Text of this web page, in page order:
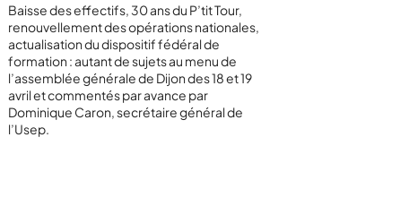
Baisse des effectifs, 30 ans du P’tit Tour,
renouvellement des opérations nationales,
actualisation du dispositif fédéral de
formation : autant de sujets au menu de
l’assemblée générale de Dijon des 18 et 19
avril et commentés par avance par
Dominique Caron, secrétaire général de
l’Usep.